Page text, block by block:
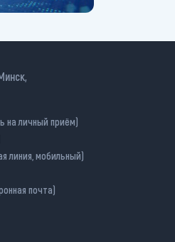
на личный приём)
линия, мобильный)
почта)